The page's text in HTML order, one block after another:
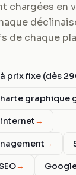
chargées en
de chaque
prix fixe (dès
graphique
→
→
→